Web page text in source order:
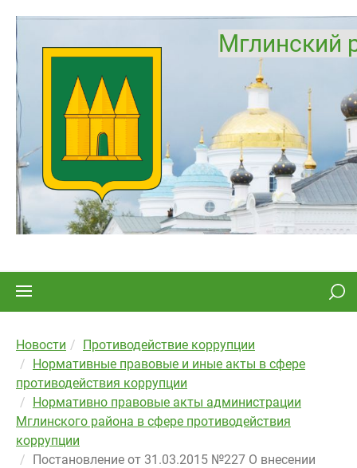
Мглинский
Новости
Противодействие коррупции
Нормативные правовые и иные акты в сфере
противодействия коррупции
Нормативно правовые акты администрации
Мглинского района в сфере противодействия
коррупции
Постановление от 31.03.2015 №227 О внесении